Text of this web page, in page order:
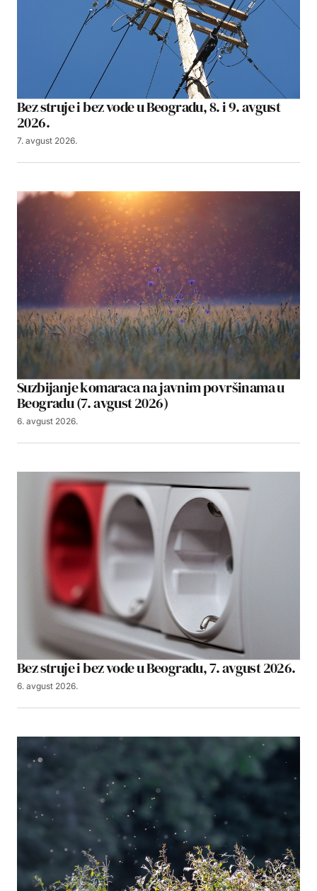
Bez struje i bez vode u Beogradu, 8. i 9. avgust
2026.
7. avgust 2026.
Suzbijanje komaraca na javnim površinama u
Beogradu (7. avgust 2026)
6. avgust 2026.
Bez struje i bez vode u Beogradu, 7. avgust 2026.
6. avgust 2026.